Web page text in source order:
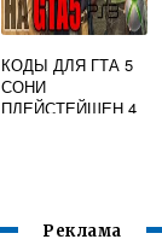
КОДЫ ДЛЯ ГТА 5
СОНИ
ПЛЕЙСТЕЙШЕН 4
Реклама